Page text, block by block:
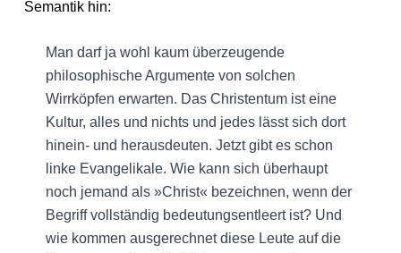
Semantik hin:
Man darf ja wohl kaum überzeugende
philosophische Argumente von solchen
Wirrköpfen erwarten. Das Christentum ist eine
Kultur, alles und nichts und jedes lässt sich dort
hinein- und herausdeuten. Jetzt gibt es schon
linke Evangelikale. Wie kann sich überhaupt
noch jemand als »Christ« bezeichnen, wenn der
Begriff vollständig bedeutungsentleert ist? Und
wie kommen ausgerechnet diese Leute auf die